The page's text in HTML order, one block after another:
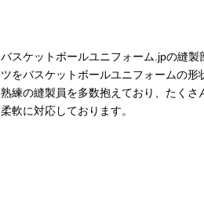
バスケットボールユニフォーム.jpの縫
ツをバスケットボールユニフォームの形
熟練の縫製員を多数抱えており、たくさ
柔軟に対応しております。